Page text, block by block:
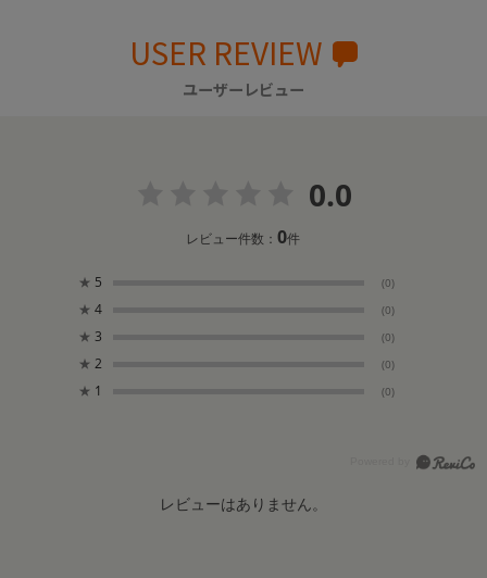
USER REVIEW
ユーザーレビュー
0.0
レビュー件数：0件
★ 5 (0)
★ 4 (0)
★ 3 (0)
★ 2 (0)
★ 1 (0)
レビューはありません。